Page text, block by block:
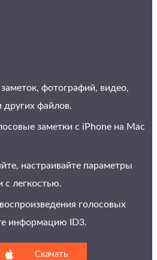
фотографий, видео,
файлов.
заметки с iPhone на Mac
настраивайте параметры
с легкостью.
голосовых
информацию ID3.
Скачать